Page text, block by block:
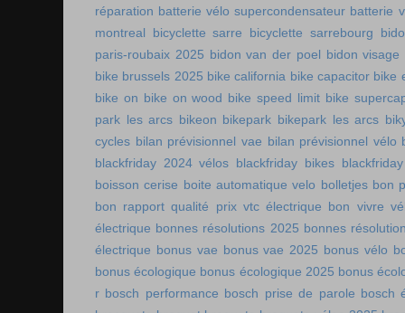
réparation batterie vélo supercondensateur batterie
montreal
bicyclette sarre bicyclette sarrebourg
paris-roubaix 2025 bidon van der poel bidon visage
bike brussels 2025 bike california bike capacitor bike
bike on bike on wood bike speed limit bike
park les arcs bikeon bikepark bikepark les arcs
cycles bilan prévisionnel vae bilan prévisionnel vélo
blackfriday 2024 vélos blackfriday bikes
boisson cerise boite automatique velo bolletjes bon
bon rapport qualité prix vtc électrique bon vivre
électrique bonnes résolutions 2025 bonnes
électrique bonus vae bonus vae 2025 bonus vélo
bonus écologique bonus écologique 2025 bonus
r bosch performance bosch prise de parole bosch